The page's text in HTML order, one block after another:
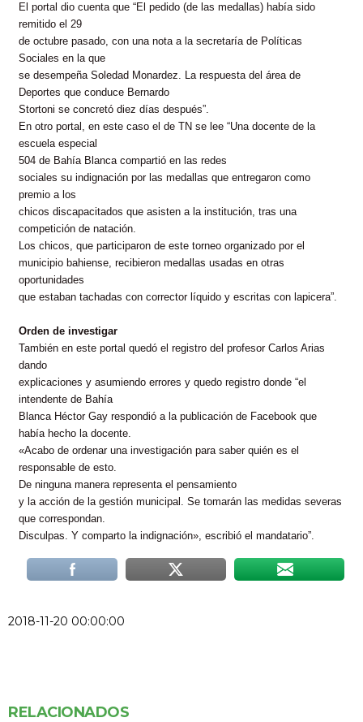
El portal dio cuenta que “El pedido (de las medallas) había sido
remitido el 29
de octubre pasado, con una nota a la secretaría de Políticas
Sociales en la que
se desempeña Soledad Monardez. La respuesta del área de
Deportes que conduce Bernardo
Stortoni se concretó diez días después”.
En otro portal, en este caso el de TN se lee “Una docente de la
escuela especial
504 de Bahía Blanca compartió en las redes
sociales su indignación por las medallas que entregaron como
premio a los
chicos discapacitados que asisten a la institución, tras una
competición de natación.
Los chicos, que participaron de este torneo organizado por el
municipio bahiense, recibieron medallas usadas en otras
oportunidades
que estaban tachadas con corrector líquido y escritas con lapicera”.
Orden de investigar
También en este portal quedó el registro del profesor Carlos Arias
dando
explicaciones y asumiendo errores y quedo registro donde “el
intendente de Bahía
Blanca Héctor Gay respondió a la publicación de Facebook que
había hecho la docente.
«Acabo de ordenar una investigación para saber quién es el
responsable de esto.
De ninguna manera representa el pensamiento
y la acción de la gestión municipal. Se tomarán las medidas severas
que correspondan.
Disculpas. Y comparto la indignación», escribió el mandatario”.
2018-11-20 00:00:00
RELACIONADOS